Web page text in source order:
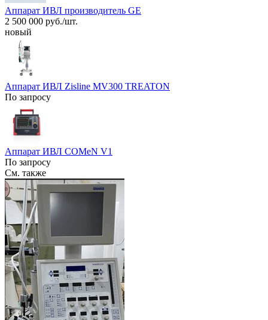
Аппарат ИВЛ производитель GE
2 500 000 руб./шт.
новый
Аппарат ИВЛ Zisline MV300 TREATON
По запросу
Аппарат ИВЛ COMeN V1
По запросу
См. также